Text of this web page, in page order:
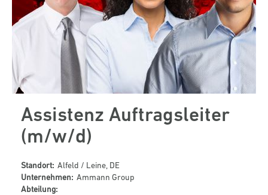
Assistenz Auftragsleiter
(m/w/d)
Standort: Alfeld / Leine, DE
Unternehmen: Ammann Group
Abteilung: